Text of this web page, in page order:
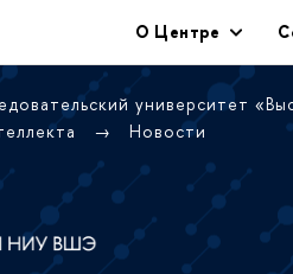
О Центре
университет
Новости